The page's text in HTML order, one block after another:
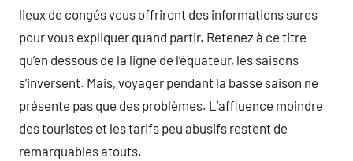
lieux de congés vous offriront des informations sures
pour vous expliquer quand partir. Retenez à ce titre
qu’en dessous de la ligne de l’équateur, les saisons
s’inversent. Mais, voyager pendant la basse saison ne
présente pas que des problèmes. L’affluence moindre
des touristes et les tarifs peu abusifs restent de
remarquables atouts.